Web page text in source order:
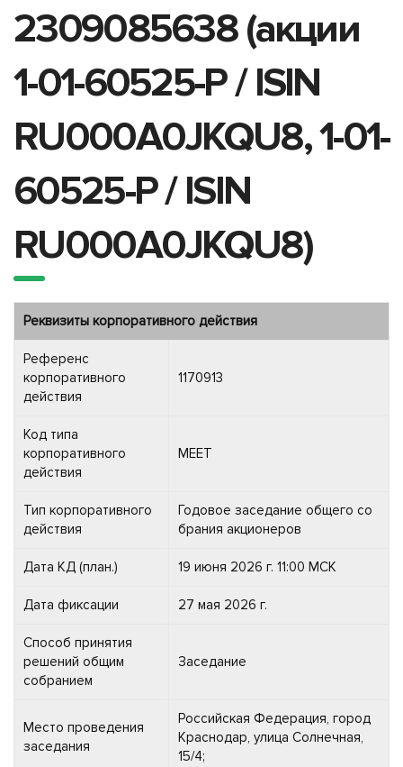
2309085638 (акции
1-01-60525-P / ISIN
RU000A0JKQU8, 1-01-
60525-P / ISIN
RU000A0JKQU8)
Реквизиты корпоративного действия
Референс
корпоративного
действия
1170913
Код типа
корпоративного
действия
MEET
Тип корпоративного
действия
Годовое заседание общего со
брания акционеров
Дата КД (план.) 19 июня 2026 г. 11:00 МСК
Дата фиксации 27 мая 2026 г.
Способ принятия
решений общим
собранием
Заседание
Место проведения
заседания
Российская Федерация, город
Краснодар, улица Солнечная,
15/4;